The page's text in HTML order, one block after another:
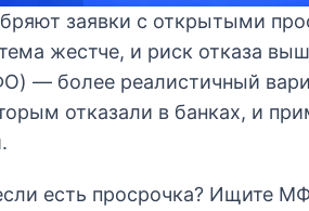
заявки с открытыми
жестче, и риск отказа
— более реалистичный
отказали в банках, и
есть просрочка? Ищите